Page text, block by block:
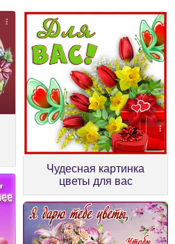
Чудесная картинка
цветы для вас